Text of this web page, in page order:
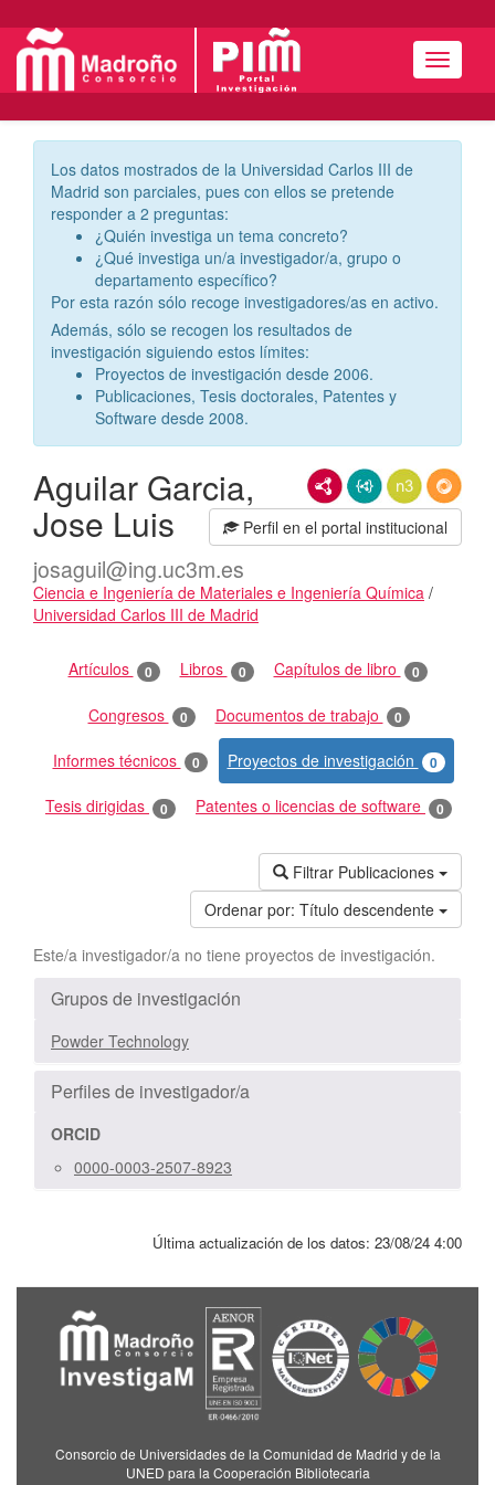
Menú
Los datos mostrados de la Universidad Carlos III de
Madrid son parciales, pues con ellos se pretende
responder a 2 preguntas:
¿Quién investiga un tema concreto?
¿Qué investiga un/a investigador/a, grupo o
departamento específico?
Por esta razón sólo recoge investigadores/as en activo.
Además, sólo se recogen los resultados de
investigación siguiendo estos límites:
Proyectos de investigación desde 2006.
Publicaciones, Tesis doctorales, Patentes y
Software desde 2008.
RDF/XMLJSON-LDN3/Turtle
Perfil en el portal institucional
Aguilar Garcia,
Jose Luis
josaguil@ing.uc3m.es
Ciencia e Ingeniería de Materiales e Ingeniería Química /
Universidad Carlos III de Madrid
Actividades
Artículos 0 Libros 0 Capítulos de libro 0
Congresos 0 Documentos de trabajo 0
Informes técnicos 0 Proyectos de investigación 0
Tesis dirigidas 0 Patentes o licencias de software 0
Filtrar Publicaciones
Ordenar por: Título descendente
Este/a investigador/a no tiene proyectos de investigación.
Grupos de investigación
Powder Technology
Perfiles de investigador/a
ORCID
0000-0003-2507-8923
Última actualización de los datos: 23/08/24 4:00
Consorcio de Universidades de la Comunidad de Madrid y de la
UNED para la Cooperación Bibliotecaria